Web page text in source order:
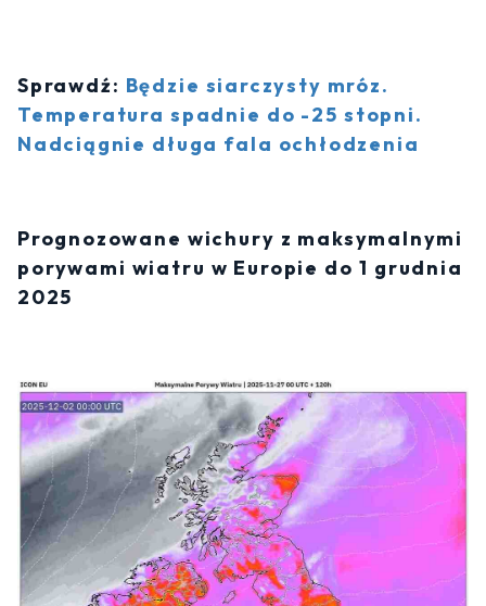
Sprawdź: Będzie siarczysty mróz.
Temperatura spadnie do -25 stopni.
Nadciągnie długa fala ochłodzenia
Prognozowane wichury z maksymalnymi
porywami wiatru w Europie do 1 grudnia
2025